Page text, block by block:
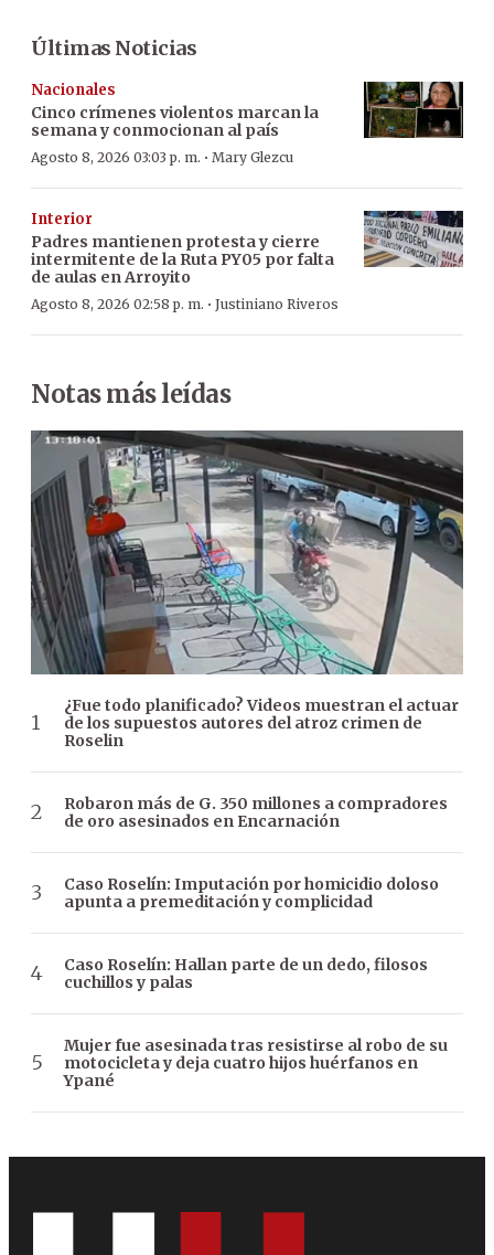
Últimas Noticias
Nacionales
Cinco crímenes violentos marcan la
semana y conmocionan al país
Agosto 8, 2026 03:03 p. m. · Mary Glezcu
Interior
Padres mantienen protesta y cierre
intermitente de la Ruta PY05 por falta
de aulas en Arroyito
Agosto 8, 2026 02:58 p. m. · Justiniano Riveros
Notas más leídas
¿Fue todo planificado? Videos muestran el actuar
de los supuestos autores del atroz crimen de
Roselin
Robaron más de G. 350 millones a compradores
de oro asesinados en Encarnación
Caso Roselín: Imputación por homicidio doloso
apunta a premeditación y complicidad
Caso Roselín: Hallan parte de un dedo, filosos
cuchillos y palas
Mujer fue asesinada tras resistirse al robo de su
motocicleta y deja cuatro hijos huérfanos en
Ypané